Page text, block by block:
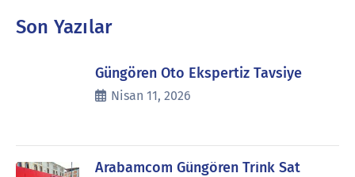
Son Yazılar
Güngören Oto Ekspertiz Tavsiye
Nisan 11, 2026
Arabamcom Güngören Trink Sat